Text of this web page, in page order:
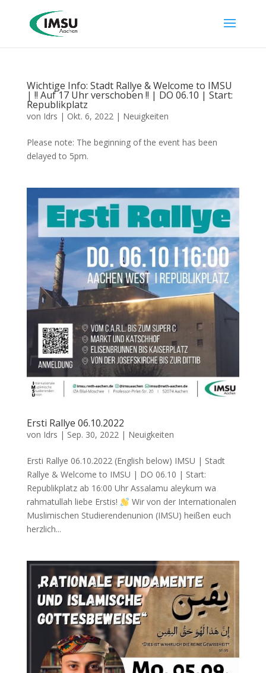
Wichtige Info: Stadt Rallye & Welcome to IMSU
| !! Auf 17 Uhr verschoben !! | DO 06.10 | Start:
Republikplatz
von Idrs | Okt. 6, 2022| Neuigkeiten
Please note: The beginning of the event has been
delayed to 5pm.
Ersti Rallye 06.10.2022
von Idrs | Sep. 30, 2022| Neuigkeiten
Ersti Rallye 06.10.2022 (English below) IMSU | Stadt
Rallye & Welcome to IMSU | DO 06.10 | Start:
Republikplatz ab 16:00 Uhr Assalamu aleykum wa
rahmatullah liebe Erstis!
Wir von der Internationalen
Muslimischen Studierendenunion (IMSU) heißen euch
herzlich...